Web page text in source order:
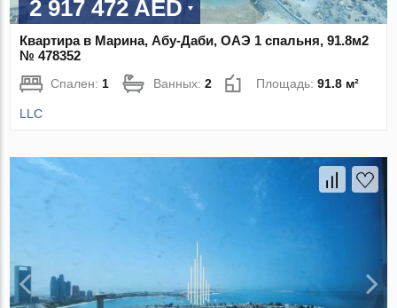
2 917 472 AED
Квартира в Марина, Абу-Даби, ОАЭ 1 спальня, 91.8м2
№ 478352
Спален: 1 Ванных:2 Площадь:91.8 м²
LLC